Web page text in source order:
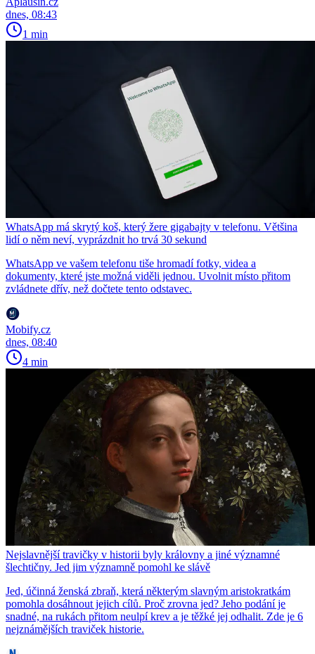
dnes, 08:43
1 min
WhatsApp má skrytý koš, který žere gigabajty v telefonu. Většina
lidí o něm neví, vyprázdnit ho trvá 30 sekund
WhatsApp ve vašem telefonu tiše hromadí fotky, videa a
dokumenty, které jste možná viděli jednou. Uvolnit místo přitom
zvládnete dřív, než dočtete tento odstavec.
Mobify.cz
dnes, 08:40
4 min
Nejslavnější travičky v historii byly královny a jiné významné
šlechtičny. Jed jim významně pomohl ke slávě
Jed, účinná ženská zbraň, která některým slavným aristokratkám
pomohla dosáhnout jejich cílů. Proč zrovna jed? Jeho podání je
snadné, na rukách přitom neulpí krev a je těžké jej odhalit. Zde je 6
nejznámějších traviček historie.